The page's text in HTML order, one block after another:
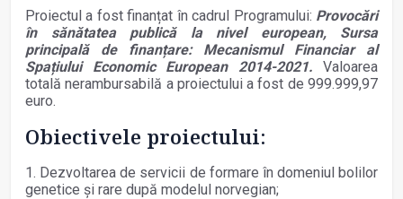
Proiectul a fost finanțat în cadrul Programului: Provocări
în sănătatea publică la nivel european, Sursa
principală de finanțare: Mecanismul Financiar al
Spațiului Economic European 2014-2021. Valoarea
totală nerambursabilă a proiectului a fost de 999.999,97
euro.
Obiectivele proiectului:
1. Dezvoltarea de servicii de formare în domeniul bolilor
genetice și rare după modelul norvegian;